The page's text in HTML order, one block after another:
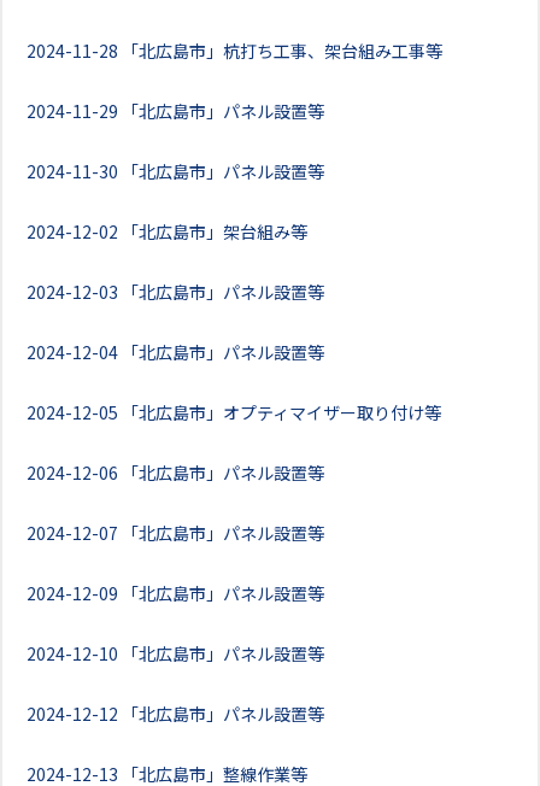
2024-11-28 「北広島市」杭打ち工事、架台組み工事等
2024-11-29 「北広島市」パネル設置等
2024-11-30 「北広島市」パネル設置等
2024-12-02 「北広島市」架台組み等
2024-12-03 「北広島市」パネル設置等
2024-12-04 「北広島市」パネル設置等
2024-12-05 「北広島市」オプティマイザー取り付け等
2024-12-06 「北広島市」パネル設置等
2024-12-07 「北広島市」パネル設置等
2024-12-09 「北広島市」パネル設置等
2024-12-10 「北広島市」パネル設置等
2024-12-12 「北広島市」パネル設置等
2024-12-13 「北広島市」整線作業等